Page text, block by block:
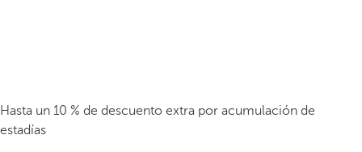
Hasta un 10 % de descuento extra por acumulación de
estadías